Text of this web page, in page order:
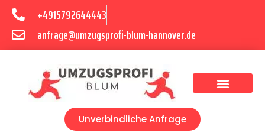
+4915792644443
anfrage@umzugsprofi-blum-hannover.de
Unverbindliche Anfrage